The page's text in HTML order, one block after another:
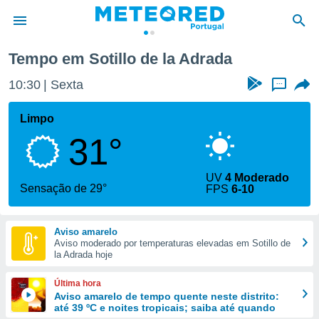
da
foi
fornecidas
a este
das
e
forma
digital
Tempo em Sotillo de la Adrada
10:30 Sexta ...
Limpo
31°
Sensação de 29°
UV4 Moderado
FPS6-10
Aviso amarelo
Aviso moderado por temperaturas elevadas em Sotillo de
la Adrada hoje
Última hora
Aviso amarelo de tempo quente neste distrito:
até 39 ºC e noites tropicais; saiba até quando